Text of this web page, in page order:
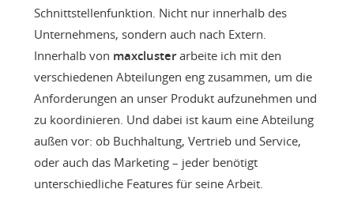
Schnittstellenfunktion. Nicht nur innerhalb des
Unternehmens, sondern auch nach Extern.
Innerhalb von maxclusterarbeite ich mit den
verschiedenen Abteilungen eng zusammen, um die
Anforderungen an unser Produkt aufzunehmen und
zu koordinieren. Und dabei ist kaum eine Abteilung
außen vor: ob Buchhaltung, Vertrieb und Service,
oder auch das Marketing – jeder benötigt
unterschiedliche Features für seine Arbeit.